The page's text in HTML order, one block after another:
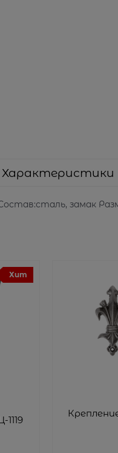
Характеристики
замак
Хит
Крепление Флер-де-лис